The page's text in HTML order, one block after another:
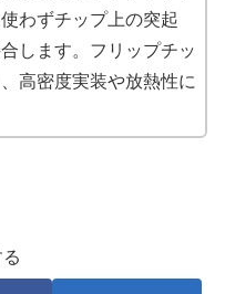
わずチップ上の突起
します。フリップチッ
高密度実装や放熱性に